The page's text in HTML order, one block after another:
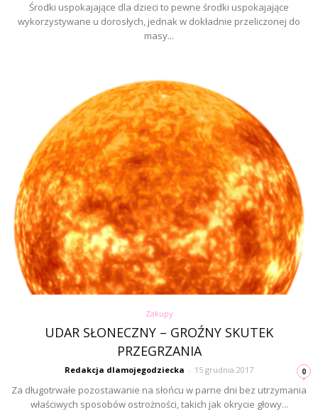
Środki uspokajające dla dzieci to pewne środki uspokajające
wykorzystywane u dorosłych, jednak w dokładnie przeliczonej do
masy...
Zakupy
UDAR SŁONECZNY – GROŹNY SKUTEK
PRZEGRZANIA
Redakcja dlamojegodziecka - 15 grudnia 2017 0
Za długotrwałe pozostawanie na słońcu w parne dni bez utrzymania
właściwych sposobów ostrożności, takich jak okrycie głowy...